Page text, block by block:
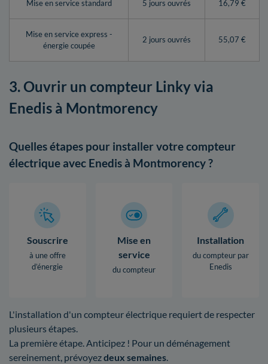
Mise en service standard 5 jours ouvrés 16,79 €
Mise en service express -
énergie coupée
2 jours ouvrés 55,07 €
3. Ouvrir un compteur Linky via
Enedis à Montmorency
Quelles étapes pour installer votre compteur
électrique avec Enedis à Montmorency ?
Souscrire
à une offre
d’énergie
Mise en
service
du compteur
Installation
du compteur par
Enedis
L'installation d'un compteur électrique requiert de respecter
plusieurs étapes.
La première étape. Anticipez ! Pour un déménagement
sereinement, prévoyezdeux semaines.